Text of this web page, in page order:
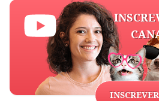
INSCREVER